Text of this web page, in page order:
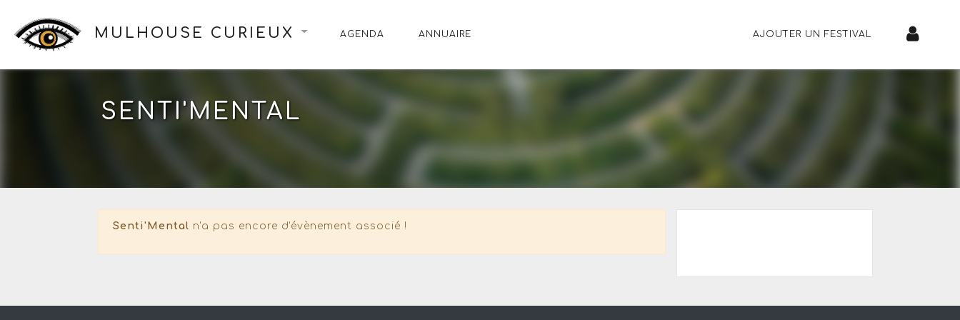
MULHOUSE CURIEUX AGENDA ANNUAIRE AJOUTER UN FESTIVAL
SENTI'MENTAL
Senti'Mental n'a pas encore d'évènement associé !